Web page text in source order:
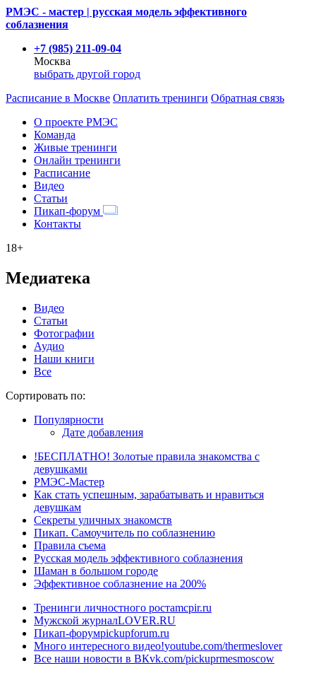
РМЭС - мастер | русская модель эффективного
соблазнения
+7 (985) 211-09-04
Москва
выбрать другой город
Расписание в Москве Оплатить тренинги Обратная связь
О проекте РМЭС
Команда
Живые тренинги
Онлайн тренинги
Расписание
Видео
Статьи
Пикап-форум
Контакты
18+
Медиатека
Видео
Статьи
Фотографии
Аудио
Наши книги
Все
Сортировать по:
Популярности
Дате добавления
!БЕСПЛАТНО! Золотые правила знакомства с
девушками
РМЭС-Мастер
Как стать успешным, зарабатывать и нравиться
девушкам
Секреты уличных знакомств
Пикап. Самоучитель по соблазнению
Правила съема
Русская модель эффективного соблазнения
Шаман в большом городе
Эффективное соблазнение на 200%
Тренинги личностного ростаmcpir.ru
Мужской журналLOVER.RU
Пикап-форумpickupforum.ru
Много интересного видео!youtube.com/thermeslover
Все наши новости в ВКvk.com/pickuprmesmoscow